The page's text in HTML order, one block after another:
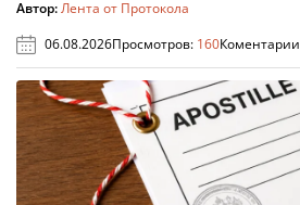
Автор:Лента от Протокола
06.08.2026Просмотров: 160